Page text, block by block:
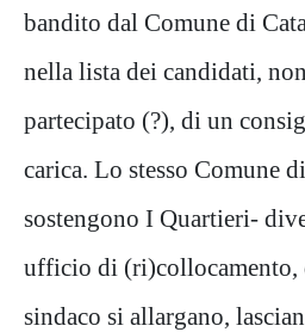
bandito dal Comune di
nella lista dei candidati,
partecipato (?), di un
carica. Lo stesso Comune
sostengono I Quartieri-
ufficio di (ri)collocamento,
sindaco si allargano,